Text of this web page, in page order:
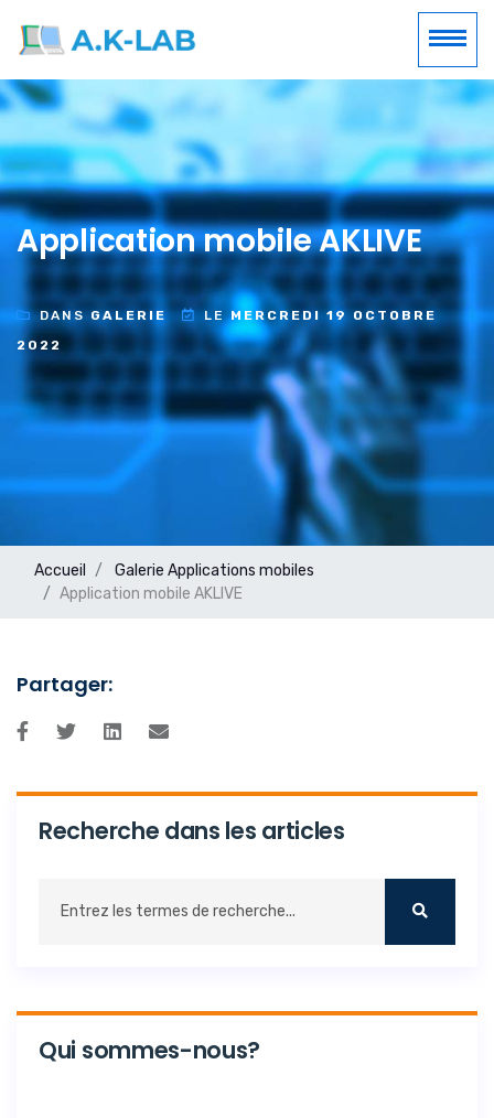
Application mobile AKLIVE
DANSGALERIE LEMERCREDI 19 OCTOBRE
2022
Accueil Galerie Applications mobiles
Application mobile AKLIVE
Partager:
Recherche dans les articles
Qui sommes-nous?